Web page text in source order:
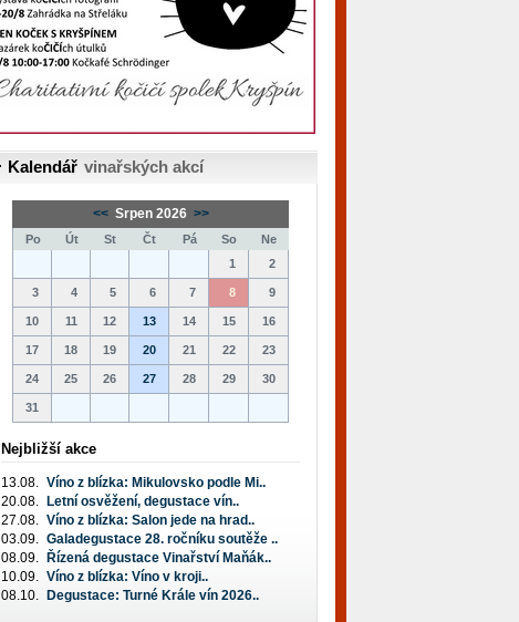
Kalendář vinařských akcí
<< Srpen 2026 >>
Po Út St Čt Pá So
Ne
1
2
3 4 5 6 7 8 9
10 11 12 13 14 15 16
17 18 19 20 21 22 23
24 25 26 27 28 29 30
31
Nejbližší akce
13.08. Víno z blízka: Mikulovsko podle Mi..
20.08.
Letní osvěžení, degustace vín..
27.08. Víno z blízka: Salon jede na hrad..
03.09. Galadegustace 28. ročníku soutěže ..
08.09.
Řízená degustace Vinařství Maňák..
10.09. Víno z blízka: Víno v kroji..
08.10.
Degustace: Turné Krále vín 2026..